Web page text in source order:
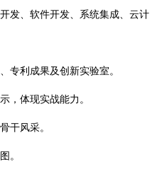
发、软件开发、系统集成、云计
专利成果及创新实验室。
，体现实战能力。
干风采。
。